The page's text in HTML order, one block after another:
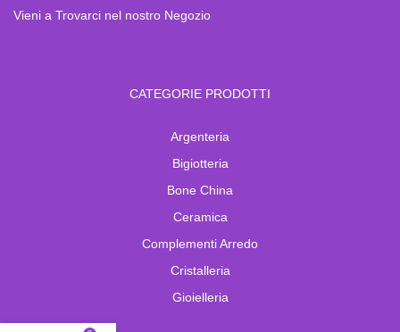
Vieni a Trovarci nel nostro Negozio
CATEGORIE PRODOTTI
Argenteria
Bigiotteria
Bone China
Ceramica
Complementi Arredo
Cristalleria
Gioielleria